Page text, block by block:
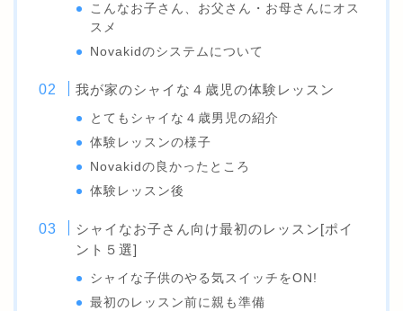
こんなお子さん、お父さん・お母さんにオス
スメ
Novakidのシステムについて
我が家のシャイな４歳児の体験レッスン
とてもシャイな４歳男児の紹介
体験レッスンの様子
Novakidの良かったところ
体験レッスン後
シャイなお子さん向け最初のレッスン[ポイ
ント５選]
シャイな子供のやる気スイッチをON!
最初のレッスン前に親も準備